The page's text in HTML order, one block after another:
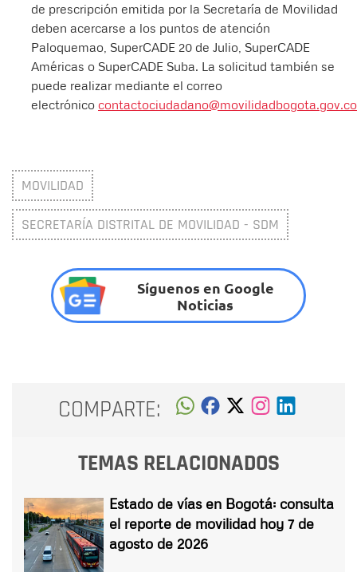
de prescripción emitida por la Secretaría de Movilidad
deben acercarse a los puntos de atención
Paloquemao, SuperCADE 20 de Julio, SuperCADE
Américas o SuperCADE Suba. La solicitud también se
puede realizar mediante el correo
electrónico contactociudadano@movilidadbogota.gov.co
MOVILIDAD
SECRETARÍA DISTRITAL DE MOVILIDAD - SDM
Síguenos en Google
Noticias
COMPARTE:
TEMAS RELACIONADOS
Estado de vías en Bogotá: consulta
el reporte de movilidad hoy 7 de
agosto de 2026